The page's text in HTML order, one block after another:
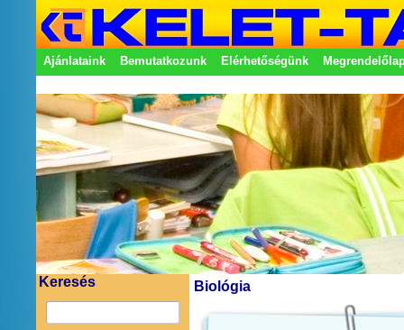
Ajánlataink Bemutatkozunk Elérhetőségünk
Keresés Biológia